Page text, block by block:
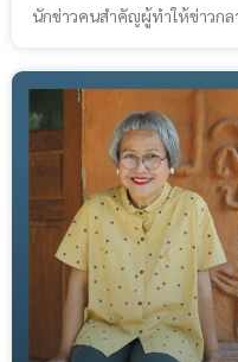
นักข่าวคนสำคัญผู้ทำให้ข่าวก